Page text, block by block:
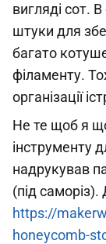
вигляді сот.
штуки для
багато
філаменту.
організації
Не те щоб я
інструменту
надрукував
(під
https://
honeycomb-